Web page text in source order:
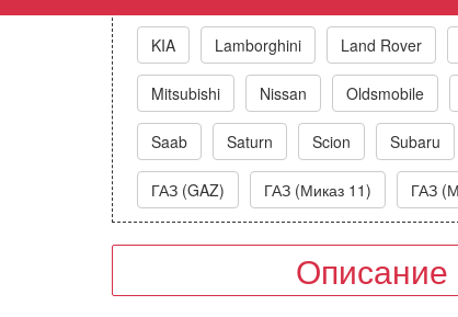
KIA Lamborghini Land Rover
Mitsubishi Nissan Oldsmobile
Saab Saturn Scion Subaru
ГАЗ (GAZ) ГАЗ (Миказ 11) ГАЗ
Описание